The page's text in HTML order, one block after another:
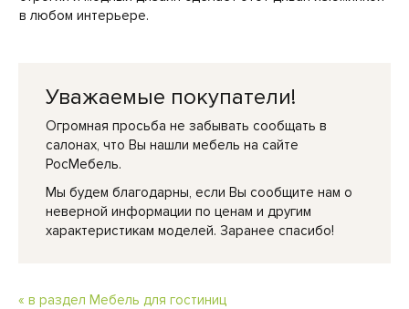
в любом интерьере.
Уважаемые покупатели!
Огромная просьба не забывать сообщать в
салонах, что Вы нашли мебель на сайте
РосМебель.
Мы будем благодарны, если Вы сообщите нам о
неверной информации по ценам и другим
характеристикам моделей. Заранее спасибо!
« в раздел Мебель для гостиниц